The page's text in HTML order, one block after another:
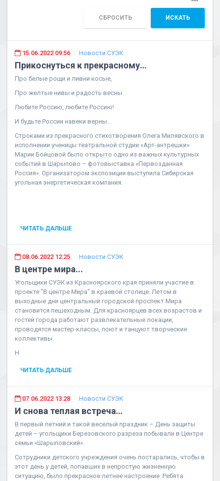
СБРОСИТЬ ИСКАТЬ
15.06.2022 09:56 Новости СУЭК
Прикоснуться к прекрасному…
Про белые рощи и ливни косые,
Про желтые нивы и радость весны.
Любите Россию, любите Россию!
И будьте России навеки верны…
Строками из прекрасного стихотворения Олега Милявского в
исполнении ученицы театральной студии «Арт-антрешки»
Марии Бойцовой было открыто одно из важных культурных
событий в Шарыпово – фотовыставка «Первозданная
Россия». Организатором экспозиции выступила Сибирская
угольная энергетическая компания.
ЧИТАТЬ ДАЛЬШЕ
08.06.2022 12:25 Новости СУЭК
В центре мира...
Угольщики СУЭК из Красноярского края приняли участие в
проекте "В центре Мира" в краевой столице. Летом в
выходные дни центральный городской проспект Мира
становится пешеходным. Для красноярцев всех возрастов и
гостей города работают развлекательные локации,
проводятся мастер-классы, поют и танцуют творческие
коллективы.
Н
ЧИТАТЬ ДАЛЬШЕ
07.06.2022 13:28 Новости СУЭК
И снова теплая встреча…
В первый летний и такой веселый праздник – День защиты
детей – угольщики Березовского разреза побывали в Центре
семьи «Шарыповский».
Сотрудники детского учреждения очень постарались, чтобы в
этот день у детей, попавших в непростую жизненную
ситуацию, было прекрасное летнее настроение. Ребята